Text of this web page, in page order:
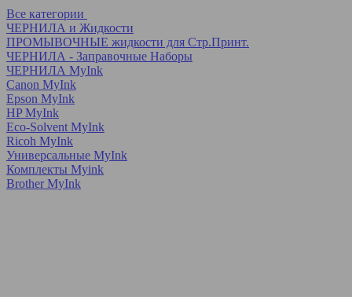
Все категории
ЧЕРНИЛА и Жидкости
ПРОМЫВОЧНЫЕ жидкости для Стр.Принт.
ЧЕРНИЛА - Заправочные Наборы
ЧЕРНИЛА MyInk
Canon MyInk
Epson MyInk
HP MyInk
Eco-Solvent MyInk
Ricoh MyInk
Универсальные MyInk
Комплекты Myink
Brother MyInk